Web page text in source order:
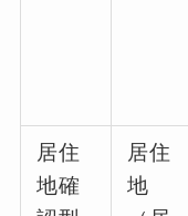
居住
地確
居住
地